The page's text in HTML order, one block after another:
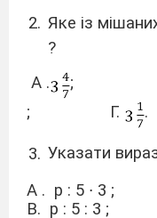
Яке із
?
А .
;
; Г.
.
Указати
А . р : 5 ∙
В. р : 5 : 3